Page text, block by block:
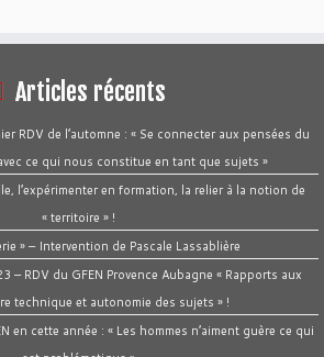
Articles récents
RDV de l’automne : « Se connecter aux pensées du
ce qui nous constitue en tant que sujets »
l’expérimenter en formation, la relier à la notion de
« territoire » !
» – Intervention de Pascale Lassablière
– RDV du GFEN Provence Aubagne « Rapports aux
technique et autonomie des sujets » !
en cette année : « Les hommes n’aiment guère ce qui